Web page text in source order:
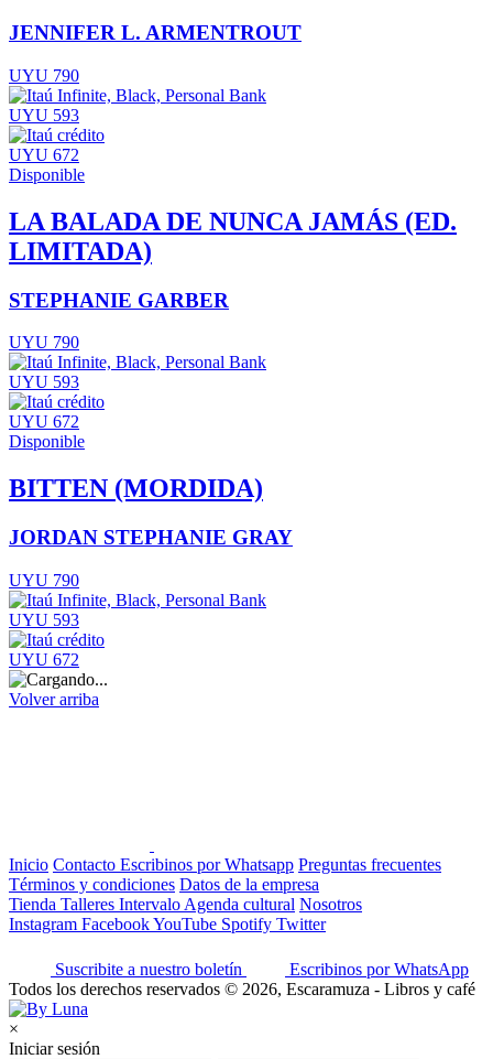
JENNIFER L. ARMENTROUT
UYU 790
UYU 593
UYU 672
Disponible
LA BALADA DE NUNCA JAMÁS (ED.
LIMITADA)
STEPHANIE GARBER
UYU 790
UYU 593
UYU 672
Disponible
BITTEN (MORDIDA)
JORDAN STEPHANIE GRAY
UYU 790
UYU 593
UYU 672
Volver arriba
Inicio Contacto Escribinos por Whatsapp Preguntas frecuentes
Términos y condiciones Datos de la empresa
Tienda Talleres Intervalo Agenda cultural Nosotros
Instagram FacebookYouTube Spotify Twitter
Suscribite a nuestro boletín
Escribinos por WhatsApp
Todos los derechos reservados © 2026, Escaramuza - Libros y café
×
Iniciar sesión